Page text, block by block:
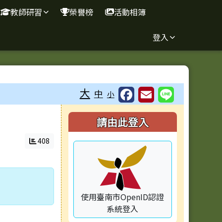
教師研習 榮譽榜 活動相簿
登入
⏸
大 中 小
408
右邊區域內容
請由此登入
使用臺南市OpenID認證
系統登入